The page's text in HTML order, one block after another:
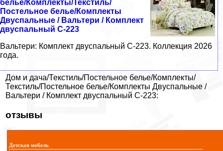
белье/Комплекты/Текстиль/
Постельное белье/Комплекты
Двуспальные / Вальтери / Комплект
двуспальный C-223
Вальтери: Комплект двуспальный C-223. Коллекция 2026
года.
Дом и дача/Текстиль/Постельное белье/Комплекты/
Текстиль/Постельное белье/Комплекты Двуспальные /
Вальтери / Комплект двуспальный C-223:
отзывы
Детская мебель